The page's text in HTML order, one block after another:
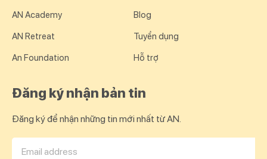
AN Academy
AN Retreat
An Foundation
Blog
Tuyển dụng
Hỗ trợ
Đăng ký nhận bản tin
Đăng ký để nhận những tin mới nhất từ AN.